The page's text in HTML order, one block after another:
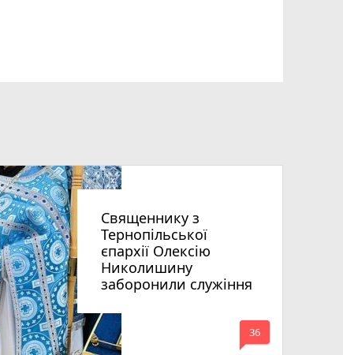
Священнику з
Тернопільської
єпархії Олексію
Николишину
заборонили служіння
mode_comment
36